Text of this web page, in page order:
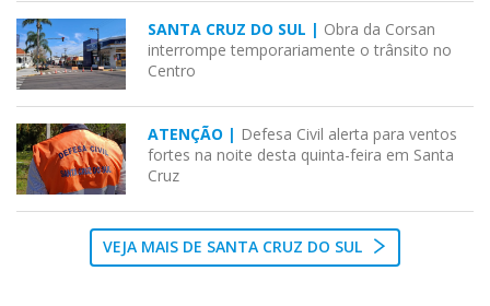
SANTA CRUZ DO SUL | Obra da Corsan
interrompe temporariamente o trânsito no
Centro
ATENÇÃO | Defesa Civil alerta para ventos
fortes na noite desta quinta-feira em Santa
Cruz
VEJA MAIS DE SANTA CRUZ DO SUL